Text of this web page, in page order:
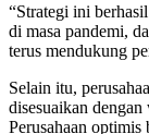
“Strategi ini
di masa pandemi,
terus mendukung
Selain itu,
disesuaikan
Perusahaan